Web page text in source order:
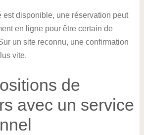
est disponible, une réservation peut
en ligne pour être certain de
un site reconnu, une confirmation
vite.
de
avec un service